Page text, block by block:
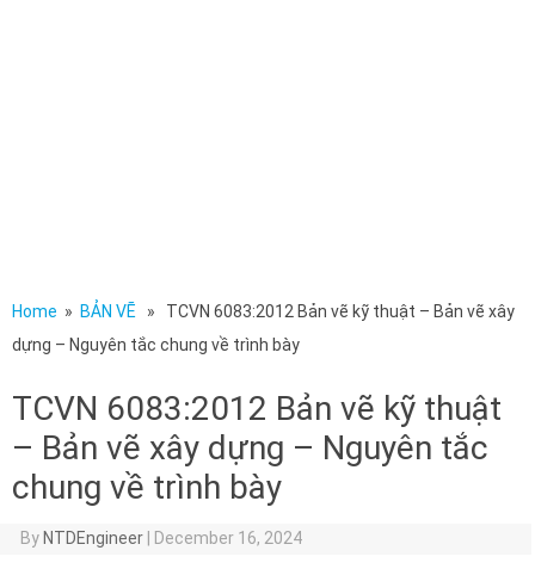
Home » BẢN VẼ » TCVN 6083:2012 Bản vẽ kỹ thuật – Bản vẽ xây
dựng – Nguyên tắc chung về trình bày
TCVN 6083:2012 Bản vẽ kỹ thuật
– Bản vẽ xây dựng – Nguyên tắc
chung về trình bày
ByNTDEngineer | December 16, 2024